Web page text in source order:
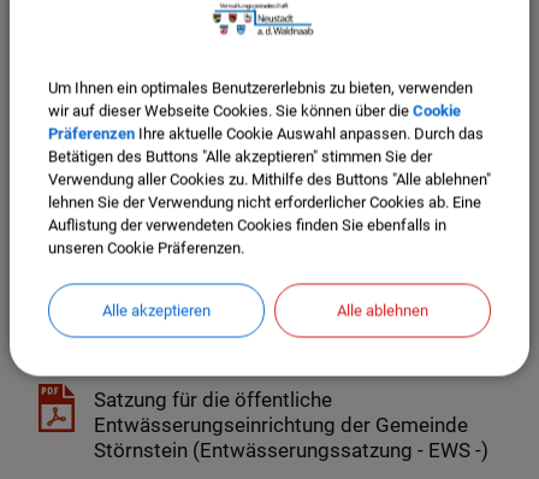
(387,77 KB)
Gültig ab 01.09.2026 - Satzung über die
Benutzung der Kindertageseinrichtung der
Gemeinde Störnstein
(Kindertageseinrichtungsbenutzungssatzun
g) vom 11.02.2026.pdf
Satzung für die öffentliche
Entwässerungseinrichtung der Gemeinde
Störnstein (Entwässerungssatzung - EWS -)
Um Ihnen ein optimales Benutzererlebnis zu bieten, verwenden
wir auf dieser Webseite Cookies. Sie können über die Cookie
Präferenzen Ihre aktuelle Cookie Auswahl anpassen. Durch das
Betätigen des Buttons "Alle akzeptieren" stimmen Sie der
Verwendung aller Cookies zu. Mithilfe des Buttons "Alle ablehnen"
lehnen Sie der Verwendung nicht erforderlicher Cookies ab. Eine
Auflistung der verwendeten Cookies finden Sie ebenfalls in
unseren Cookie Präferenzen.
Alle akzeptieren Alle ablehnen